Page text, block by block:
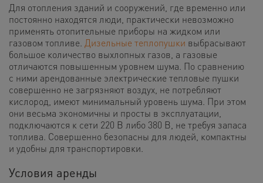
Для отопления зданий и сооружений, где временно или
постоянно находятся люди, практически невозможно
применять отопительные приборы на жидком или
газовом топливе. Дизельные теплопушки выбрасывают
большое количество выхлопных газов, а газовые
отличаются повышенным уровнем шума. По сравнению
с ними арендованные электрические тепловые пушки
совершенно не загрязняют воздух, не потребляют
кислород, имеют минимальный уровень шума. При этом
они весьма экономичны и просты в эксплуатации,
подключаются к сети 220 В либо 380 В, не требуя запаса
топлива. Совершенно безопасны для людей, компактны
и удобны для транспортировки.
Условия аренды